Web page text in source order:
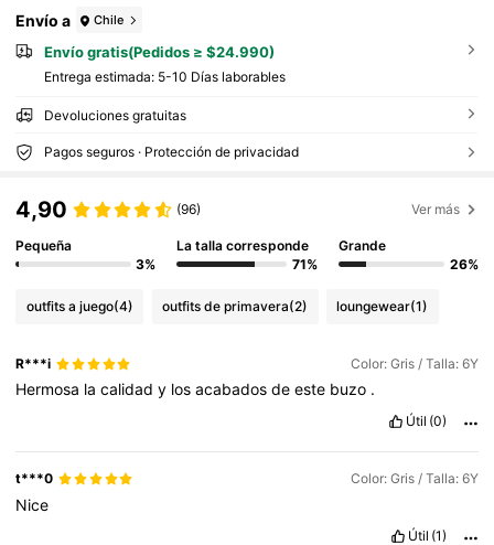
Envío a Chile
Envío gratis(Pedidos ≥ $24.990)
Entrega estimada: 5-10 Días laborables
Devoluciones gratuitas
Pagos seguros · Protección de privacidad
4,90 (96) Ver más
Pequeña
3%
La talla corresponde
71%
Grande
26%
outfits a juego(4) outfits de primavera(2) loungewear(1)
R***i Color: Gris / Talla: 6Y
Hermosa lacalidady losacabadosdeeste buzo .
Útil (0)
t***0 Color: Gris / Talla: 6Y
Nice
Útil (1)